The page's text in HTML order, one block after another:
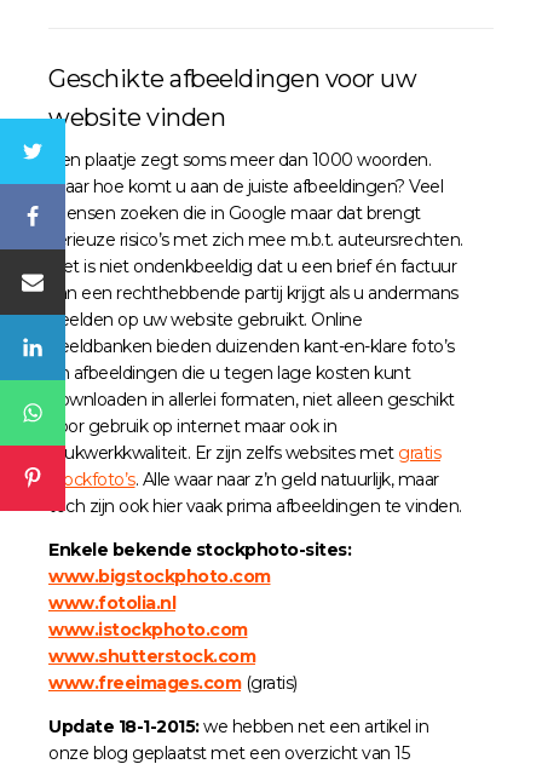
Geschikte afbeeldingen voor uw
website vinden
Een plaatje zegt soms meer dan 1000 woorden.
Maar hoe komt u aan de juiste afbeeldingen? Veel
mensen zoeken die in Google maar dat brengt
serieuze risico’s met zich mee m.b.t. auteursrechten.
Het is niet ondenkbeeldig dat u een brief én factuur
van een rechthebbende partij krijgt als u andermans
beelden op uw website gebruikt. Online
beeldbanken bieden duizenden kant-en-klare foto’s
en afbeeldingen die u tegen lage kosten kunt
downloaden in allerlei formaten, niet alleen geschikt
voor gebruik op internet maar ook in
drukwerkkwaliteit. Er zijn zelfs websites met gratis
stockfoto’s. Alle waar naar z’n geld natuurlijk, maar
toch zijn ook hier vaak prima afbeeldingen te vinden.
Enkele bekende stockphoto-sites:
www.bigstockphoto.com
www.fotolia.nl
www.istockphoto.com
www.shutterstock.com
www.freeimages.com(gratis)
Update 18-1-2015:we hebben net een artikel in
onze blog geplaatst met een overzicht van 15